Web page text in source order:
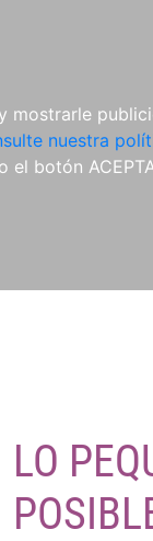
nuestra
el botón
LO